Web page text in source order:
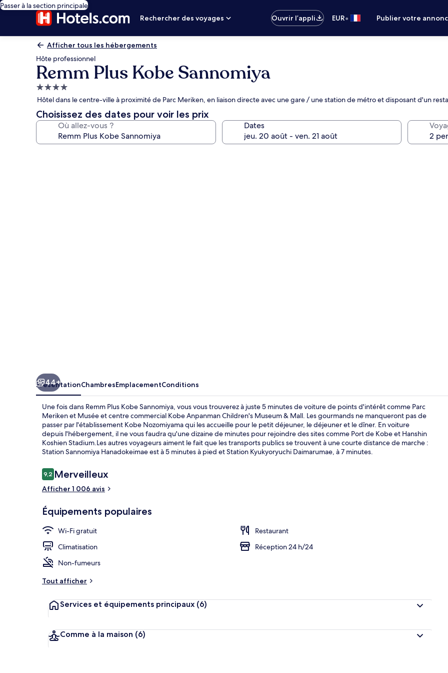
Passer à la section principale
Rechercher des voyages
Ouvrir l’appli EUR• Publier votre
Afficher tous les hébergements
Hôte professionnel
Remm Plus Kobe Sannomiya
Hébergement
4.0 étoiles
Hôtel dans le centre-ville à proximité de Parc Meriken, en liaison directe avec une gare / une station de métro et disposant d'un
Choisissez des dates pour voir les prix
Où allez-vous ? Dates
Vestibule
44+
PrésentationChambresEmplacementConditions
Une fois dans Remm Plus Kobe Sannomiya, vous vous trouverez à juste 5 minutes de voiture de points d'intérêt comme Parc
Meriken et Musée et centre commercial Kobe Anpanman Children's Museum & Mall. Les gourmands ne manqueront pas de
passer par l'établissement Kobe Nozomiyama qui les accueille pour le petit déjeuner, le déjeuner et le dîner. En voiture
depuis l'hébergement, il ne vous faudra qu'une dizaine de minutes pour rejoindre des sites comme Port de Kobe et Hanshin
Koshien Stadium.Les autres voyageurs aiment le fait que les transports publics se trouvent à une courte distance de marche :
Station Sannomiya Hanadokeimae est à 5 minutes à pied et Station Kyukyoryuchi Daimarumae, à 7 minutes.
Avis
voyageurs
9,29,2 sur 10
Merveilleux
Afficher 1 006 avis
Équipements populaires
Wi-Fi gratuit
Restaurant
Climatisation
Réception 24 h/24
Non-fumeurs
Tout afficher
Services et équipements principaux (6)
Comme à la maison (6)